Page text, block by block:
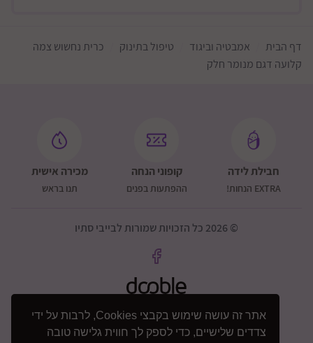
אתר זה עושה שימוש בקבצי Cookies, לרבות על ידי
צדדים שלישיים, כדי לספק לך חווית גלישה טובה
דף הבית אמבטיה וביגוד טיפול בתינוק
כרית נחשוש צמה
קלועה דגם מנומר חלק
חבילת לידה
EXTRA הנחות!
קופוני הנחה
ההפתעות בפנים
מכירה אישית
תנו בראש
© 2026 כל הזכויות שמורות לבייבי סתיו